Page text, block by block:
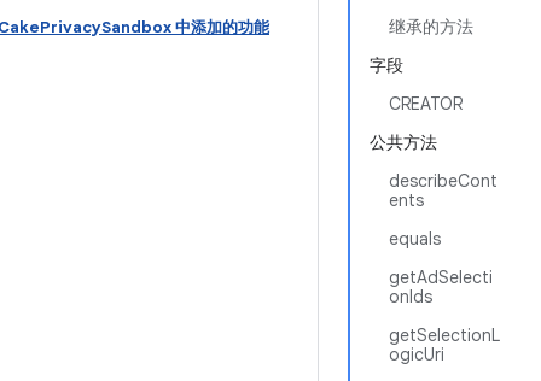
继承的方法
字段
CREATOR
公共方法
describeCont
ents
equals
getAdSelecti
onIds
getSelectionL
ogicUri
中添加的功能